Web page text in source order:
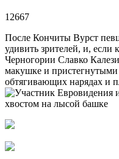
12667
После Кончиты Вурст
удивить зрителей, и, если
Черногории Славко
макушке и
обтягивающих нарядах и